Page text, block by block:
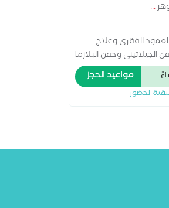
...
الفقري وعلاج
الجيلاتيني وحقن البلازما
دكتوراه جراحه
المصريه لجراحة العظام
مواعيد الحجز
الحضور